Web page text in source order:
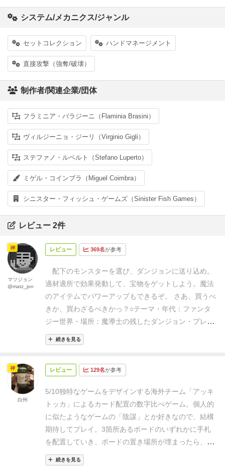
システム/メカニクス/ジャンル
セットコレクション ハンドマネージメント
直接攻撃（強奪/破壊）
制作者/関連企業/団体
フラミニア・バラジーニ（Flaminia Brasini）
ヴィルジーニョ・ジーリ（Virginio Gigli）
ステファノ・ルペルト（Stefano Luperto）
ミゲル・コインブラ（Miguel Coimbra）
シニスター・フィッシュ・ゲームズ（Sinister Fish Games）
レビュー 2件
レビュー 369名が参考
配下のモンスターを選び、ダンジョンに送り込め。
適材適所で効果発動して、宝物をゲットしよう。魔法
のアイテムでパワーアップもできるぞ。 さあ、買うべ
きか、買わざるべきかっ？ ○テーマ ・年代：ファンタ
ジー世界 ・場所：魔導士の残したダンジョン ・プレイ
ヤーの立場：魔法使い
ること。・行うこと：
テムを入手する。○基本システム
を満たすまで続ける。
２）開始プレイヤーから、時計
まわりに手番をとる。 ３）手番では、以下を順に行
う。①手札があれば、１～２枚をダンジョンに置く。
②出したカード数に応じ、所定枚数を手札に補充す
る。③ダンジョンのマスが埋まったら、以下手順で戦
闘を行う。
続きを見る
神
マツジョン
@matz_jon
レビュー 129名が参考
5/10独特なゲームをデザインする海外チーム「アッキ
トッカ」によるカード配置の数字比べゲーム。 個人的
に似たようなゲームの「陰謀」とか好きなので、結構
期待してプレイ。 3箇所あるボードのいずれかに手札
を配置していき、ボードの置き場所が埋まったら、数
字が大きいプレイヤーの2人上位が得点や能力を手に
いれることができる。
続きを見る
神
白州